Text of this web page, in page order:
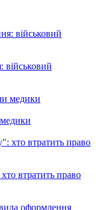
військовий
втратить право